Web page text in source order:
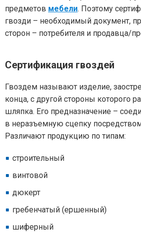
предметов мебели. Поэтому
гвозди – необходимый документ,
сторон – потребителя и продавца/
Сертификация гвоздей
Гвоздем называют изделие,
конца, с другой стороны которого
шляпка. Его предназначение –
в неразъемную сцепку
Различают продукцию по типам:
строительный
винтовой
дюкерт
гребенчатый (ершенный)
шиферный